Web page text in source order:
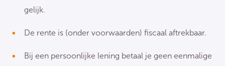
gelijk.
De rente is (onder voorwaarden) fiscaal aftrekbaar.
Bij een persoonlijke lening betaal je geen eenmalige